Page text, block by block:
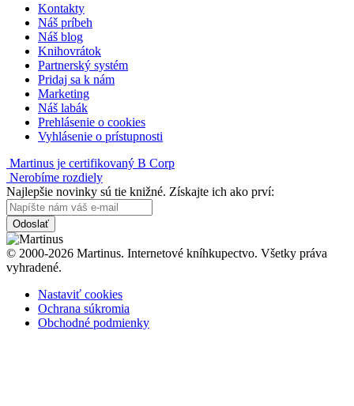
Kontakty
Náš príbeh
Náš blog
Knihovrátok
Partnerský systém
Pridaj sa k nám
Marketing
Náš labák
Prehlásenie o cookies
Vyhlásenie o prístupnosti
Martinus je certifikovaný B Corp
Nerobíme rozdiely
Najlepšie novinky sú tie knižné. Získajte ich ako prví:
Odoslať
© 2000-2026 Martinus. Internetové kníhkupectvo. Všetky práva
vyhradené.
Nastaviť cookies
Ochrana súkromia
Obchodné podmienky